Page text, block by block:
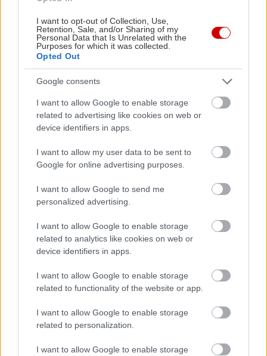
I want to opt-out of Collection, Use,
Retention, Sale, and/or Sharing of my
Personal Data that Is Unrelated with the
Purposes for which it was collected.
Opted Out
Google consents
I want to allow Google to enable storage
related to advertising like cookies on web or
device identifiers in apps.
I want to allow my user data to be sent to
Google for online advertising purposes.
I want to allow Google to send me
personalized advertising.
I want to allow Google to enable storage
related to analytics like cookies on web or
device identifiers in apps.
I want to allow Google to enable storage
related to functionality of the website or app.
I want to allow Google to enable storage
related to personalization.
I want to allow Google to enable storage
Διάβασε περισσότερα –10 πράγματα που
πρέπει να δεις στο Ναύπλιο
Λίμνη Πλαστήρα
Ό,τι καλύτερο για το φθινόπωρο – όπως όλες οι